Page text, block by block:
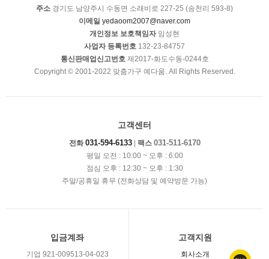
주소 경기도 남양주시 수동면 소래비로 227-25 (송천리 593-8)
이메일 yedaoom2007@naver.com
개인정보 보호책임자임성현
사업자 등록번호 132-23-84757
통신판매업신고번호제2017-화도수동-0244호
Copyright © 2001-2022 맞춤가구 예다움. All Rights Reserved.
고객센터
전화 031-594-6133| 팩스 031-511-6170
평일 오전 : 10:00 ~ 오후 : 6:00
점심 오후 : 12:30 ~ 오후 : 1:30
주말/공휴일 휴무 (전화상담 및 예약방문 가능)
입금계좌
기업 921-009513-04-023
고객지원
회사소개